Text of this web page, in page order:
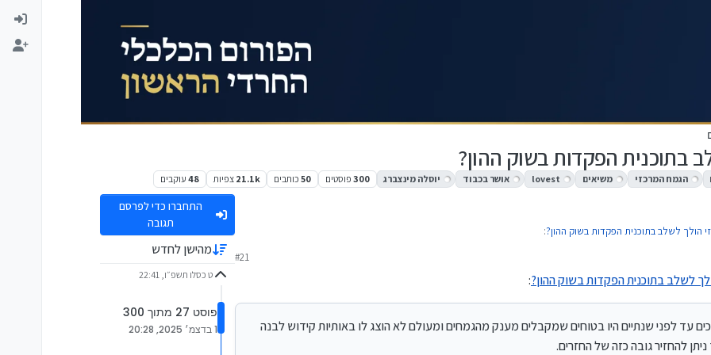
בתוכנית הפקדות בשוק ההון?
הגמח המרכזי משיאים lovest אושר בכבוד יוסלה מינצברג 300 פוסטים 50 כותבים 21.1k צפיות 48 עוקבים
הולך לשלב בתוכנית הפקדות בשוק ההון?:
אז צועקים, לא מדייקים בגובה הדציבלים.
#21
לשלב בתוכנית הפקדות בשוק ההון?:
עד לפני שנתיים היו בטוחים שמקבלים מענק מהגמחים ומעולם לא הוצג לו באותיות קידוש לבנה
להחזיר גובה כזה של החזרים.
התחברו כדי לפרסם
תגובה
מהישן לחדש
ט כסלו תשפ״ו, 22:41
פוסט 27 מתוך 300
1 בדצמ׳ 2025, 20:28